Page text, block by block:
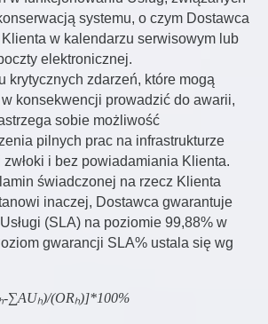
systemu, o czym Dostawca
w kalendarzu serwisowym lub
elektronicznej.
krytycznych zdarzeń, które mogą
konsekwencji prowadzić do awarii,
sobie możliwość
pilnych prac na infrastrukturze
zwłoki i bez powiadamiania Klienta.
świadczonej na rzecz Klienta
inaczej, Dostawca gwarantuje
(SLA) na poziomie 99,88% w
gwarancji SLA% ustala się wg
ₕ-∑AUₕ)/(ORₕ)]*100%